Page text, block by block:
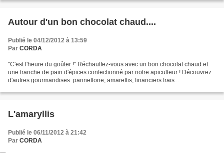
Autour d'un bon chocolat chaud....
Publié le 04/12/2012 à 13:59
Par CORDA
"C'est l'heure du goûter !" Réchauffez-vous avec un bon chocolat chaud et
une tranche de pain d'épices confectionné par notre apiculteur ! Découvrez
d'autres gourmandises: pannettone, amarettis, financiers frais...
L'amaryllis
Publié le 06/11/2012 à 21:42
Par CORDA